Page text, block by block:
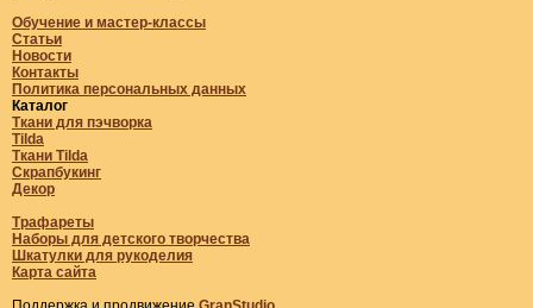
Обучение и мастер-классы
Статьи
Новости
Контакты
Политика персональных данных
Каталог
Ткани для пэчворка
Tilda
Ткани Tilda
Скрапбукинг
Декор
Трафареты
Наборы для детского творчества
Шкатулки для рукоделия
Карта сайта